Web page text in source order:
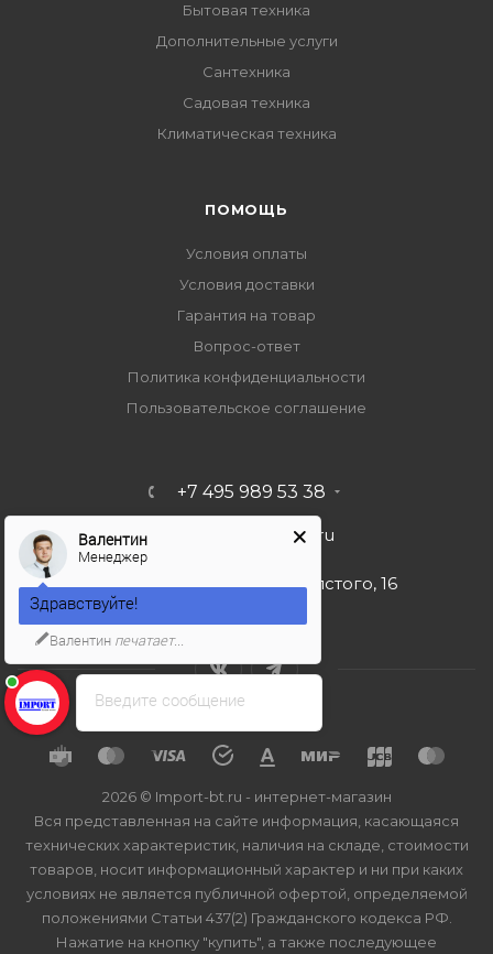
Бытовая техника
Дополнительные услуги
Сантехника
Садовая техника
Климатическая техника
ПОМОЩЬ
Условия оплаты
Условия доставки
Гарантия на товар
Вопрос-ответ
Политика конфиденциальности
Пользовательское соглашение
+7 495 989 53 38
import-bt@bk.ru
г. Москва, ул. Льва Толстого, 16
2026 © Import-bt.ru - интернет-магазин
Вся представленная на сайте информация, касающаяся
технических характеристик, наличия на складе, стоимости
товаров, носит информационный характер и ни при каких
условиях не является публичной офертой, определяемой
положениями Статьи 437(2) Гражданского кодекса РФ.
Нажатие на кнопку "купить", а также последующее
Введите сообщение
Валентин
Менеджер
Здравствуйте!
Валентин печатает...